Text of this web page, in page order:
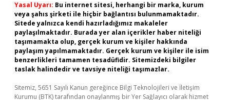
Yasal Uyarı: Bu internet sitesi, herhangi bir marka, kurum
veya şahıs şirketi ile hiçbir bağlantısı bulunmamaktadır.
Sitede yalnızca kendi hazırladığımız makaleler
paylaşılmaktadır. Burada yer alan içerikler haber niteliği
taşımamakta olup, gerçek kurum ve kişiler hakkında
paylaşım yapılmamaktadır. Gerçek kurum ve kişiler ile isim
benzerlikleri tamamen tesadüfidir. Sitemizdeki bilgiler
taslak halindedir ve tavsiye niteliği taşımazlar.
Sitemiz, 5651 Sayılı Kanun gereğince Bilgi Teknolojileri ve İletişim
Kurumu (BTK) tarafından onaylanmış bir Yer Sağlayıcı olarak hizmet